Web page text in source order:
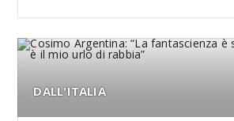
DALL'ITALIA